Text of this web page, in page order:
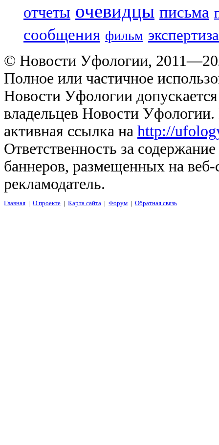
отчеты очевидцы письма
сообщения фильм экспертиза
© Новости Уфологии,
Полное или частичное
Новости Уфологии
владельцев Новости
активная ссылка на http://
Ответственность за
баннеров, размещенных на
рекламодатель.
Главная | О проекте | Карта сайта | Форум | Обратная связь